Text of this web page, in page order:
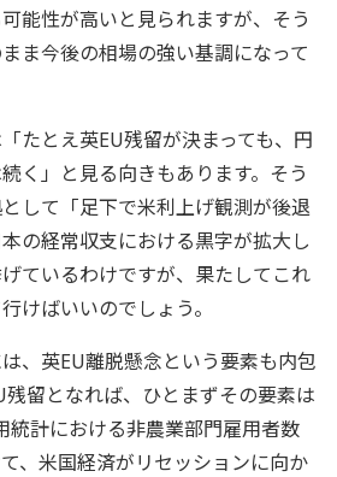
能性が高いと見られますが、そう
ま今後の相場の強い基調になって
たとえ英EU残留が決まっても、円
く」と見る向きもあります。そう
して「足下で米利上げ観測が後退
の経常収支における黒字が拡大し
ているわけですが、果たしてこれ
けばいいのでしょう。
、英EU離脱懸念という要素も内包
残留となれば、ひとまずその要素は
統計における非農業部門雇用者数
て、米国経済がリセッションに向か